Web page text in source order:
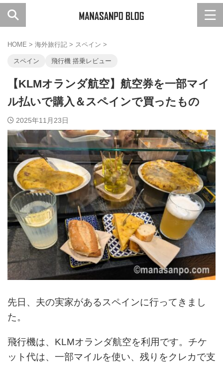
HOME > 海外旅行記 > スペイン >
スペイン 飛行機 搭乗レビュー
【KLMオランダ航空】航空券を一部マイ
ル払いで購入＆スペインで買ったもの
2025年11月23日
先日、夫の実家があるスペインに行ってきまし
た。
飛行機は、KLMオランダ航空を利用です。チケ
ット代は、一部マイルを使い、残りをクレカで支